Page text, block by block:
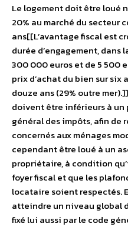
Le logement doit être loué
20% au marché du secteur
ans[[L’avantage fiscal est
durée d’engagement, dans
300 000 euros et de 5 500
prix d’achat du bien sur six
douze ans (29% outre
doivent être inférieurs à un
général des impôts, afin de
concernés aux ménages
cependant être loué à un
propriétaire, à condition
foyer fiscal et que les
locataire soient respectés.
atteindre un niveau global
fixé lui aussi par le code